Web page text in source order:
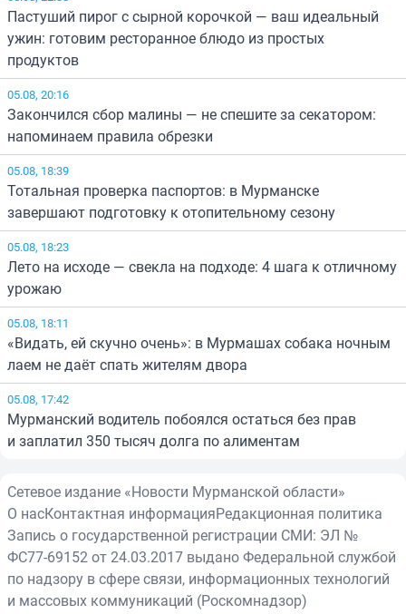
Пастуший пирог с сырной корочкой — ваш идеальный
ужин: готовим ресторанное блюдо из простых
продуктов
05.08, 20:16
Закончился сбор малины — не спешите за секатором:
напоминаем правила обрезки
05.08, 18:39
Тотальная проверка паспортов: в Мурманске
завершают подготовку к отопительному сезону
05.08, 18:23
Лето на исходе — свекла на подходе: 4 шага к отличному
урожаю
05.08, 18:11
«Видать, ей скучно очень»: в Мурмашах собака ночным
лаем не даёт спать жителям двора
05.08, 17:42
Мурманский водитель побоялся остаться без прав
и заплатил 350 тысяч долга по алиментам
Сетевое издание «Новости Мурманской области»
О насКонтактная информацияРедакционная политика
Запись о государственной регистрации СМИ: ЭЛ №
ФС77-69152 от 24.03.2017 выдано Федеральной службой
по надзору в сфере связи, информационных технологий
и массовых коммуникаций (Роскомнадзор)